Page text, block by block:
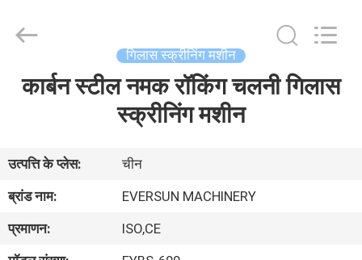
घर
वीआर
दिखाएँ
गिलास स्क्रीनिंग मशीन
कार्बन स्टील नमक रॉकिंग चलनी गिलास
स्क्रीनिंग मशीन
उत्पत्ति के प्लेस:
चीन
ब्रांड नाम:
EVERSUN MACHINERY
प्रमाणन:
ISO,CE